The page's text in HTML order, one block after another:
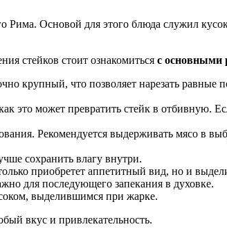
Основой для этого блюда служил
стейков стоит ознакомиться с основными
крупный, что позволяет нарезать равные
это может превратить стейк в отбивную.
Рекомендуется выдерживать мясо в
сохранить влагу внутри.
приобретет аппетитный вид, но и
для последующего запекания в духовке.
выделившимся при жарке.
вкус и привлекательность.